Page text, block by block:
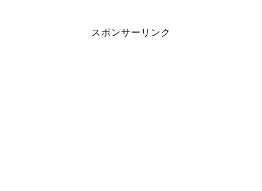
スポンサーリンク